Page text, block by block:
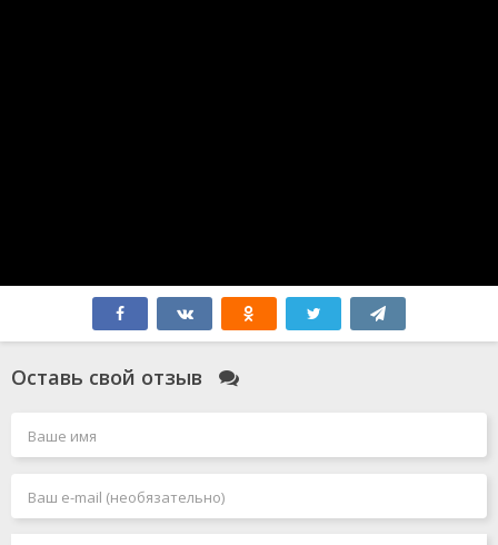
День Шакала
Пророчество
никому
Оставь свой отзыв